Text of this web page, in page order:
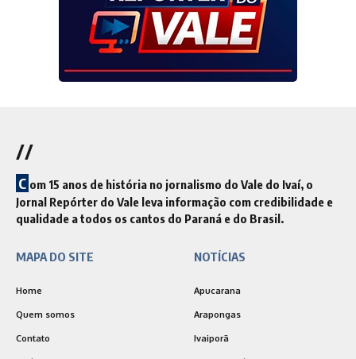
//
C om 15 anos de história no jornalismo do Vale do Ivaí, o
Jornal Repórter do Vale leva informação com credibilidade e
qualidade a todos os cantos do Paraná e do Brasil.
MAPA DO SITE
Home
Quem somos
Contato
NOTÍCIAS
Apucarana
Arapongas
Ivaiporã